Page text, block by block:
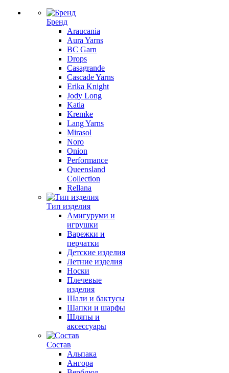
Бренд
Araucania
Aura Yarns
BC Garn
Drops
Casagrande
Cascade Yarns
Erika Knight
Jody Long
Katia
Kremke
Lang Yarns
Mirasol
Noro
Onion
Performance
Queensland
Collection
Rellana
Тип изделия
Амигуруми и
игрушки
Варежки и
перчатки
Детские изделия
Летние изделия
Носки
Плечевые
изделия
Шали и бактусы
Шапки и шарфы
Шляпы и
аксессуары
Состав
Альпака
Ангора